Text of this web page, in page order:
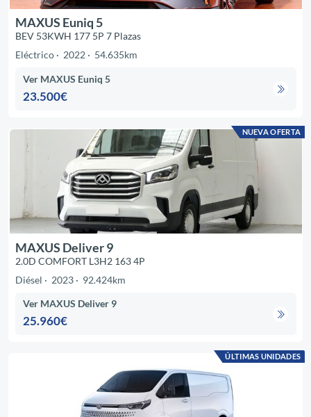
MAXUS Euniq 5
BEV 53KWH 177 5P 7 Plazas
Eléctrico
2022 54.635km
Ver MAXUS Euniq 5
23.500€
NUEVA OFERTA
MAXUS Deliver 9
2.0D COMFORT L3H2 163 4P
Diésel
2023 92.424km
Ver MAXUS Deliver 9
25.960€
ÚLTIMAS UNIDADES